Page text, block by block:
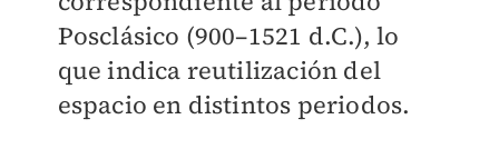
Posclásico (900–1521 d.C.), lo
que indica reutilización del
espacio en distintos periodos.